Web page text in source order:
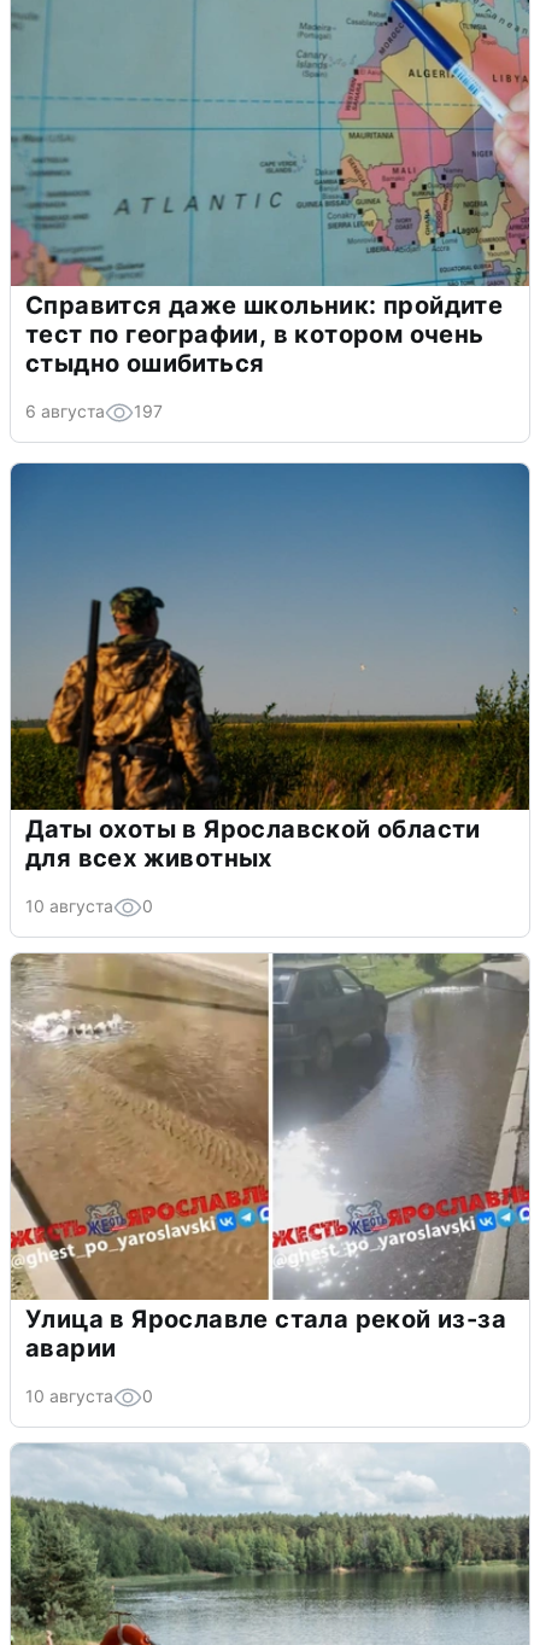
Справится даже школьник: пройдите
тест по географии, в котором очень
стыдно ошибиться
6 августа 197
Даты охоты в Ярославской области
для всех животных
10 августа 0
Улица в Ярославле стала рекой из-за
аварии
10 августа 0